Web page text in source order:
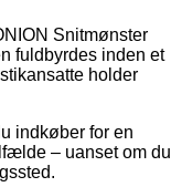
Snitmønster
fuldbyrdes inden et
holder
indkøber for en
– uanset om du